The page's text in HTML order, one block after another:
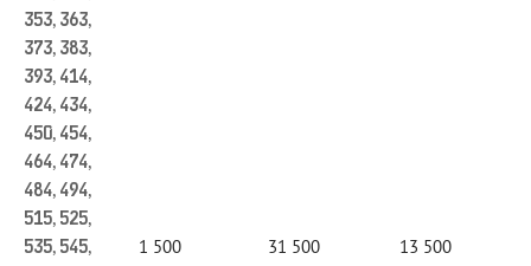
353, 363,
373, 383,
393, 414,
424, 434,
450, 454,
464, 474,
484, 494,
515, 525,
535, 545,
1 500 31 500 13 500